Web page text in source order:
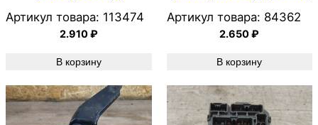
Артикул товара: 113474
2.910₽
В корзину
Артикул товара: 84362
2.650₽
В корзину